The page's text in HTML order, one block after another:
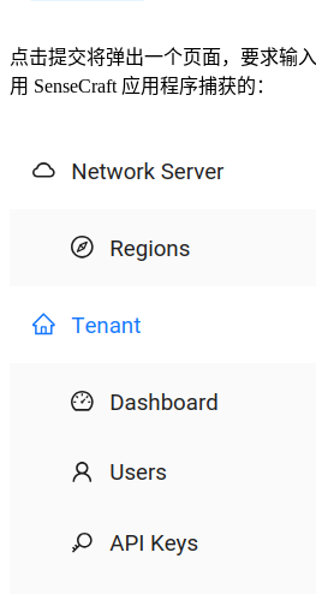
点击提交将弹出一个页面，要求输入
用 SenseCraft 应用程序捕获的：